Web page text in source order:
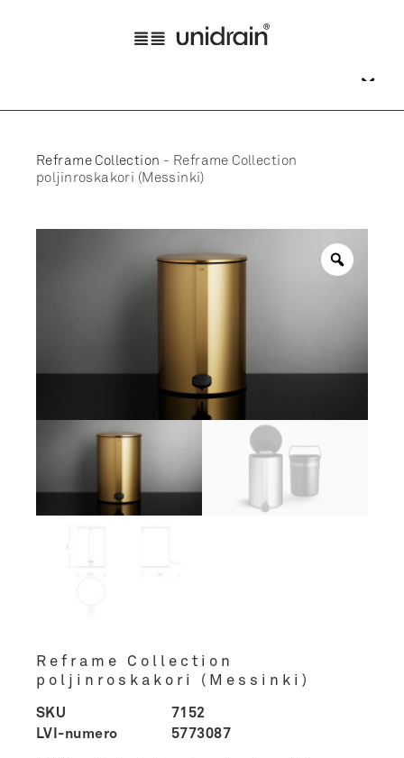
Reframe Collection - Reframe Collection
poljinroskakori (Messinki)
Reframe Collection
poljinroskakori (Messinki)
SKU
7152
LVI-numero
5773087